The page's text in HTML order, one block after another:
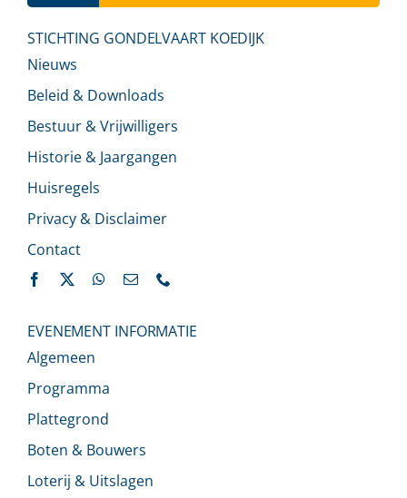
STICHTING GONDELVAART KOEDIJK
Nieuws
Beleid & Downloads
Bestuur & Vrijwilligers
Historie & Jaargangen
Huisregels
Privacy & Disclaimer
Contact
EVENEMENT INFORMATIE
Algemeen
Programma
Plattegrond
Boten & Bouwers
Loterij & Uitslagen